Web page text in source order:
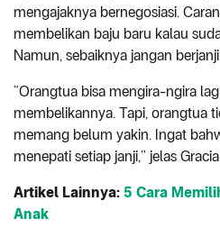
mengajaknya bernegosiasi.
membelikan baju baru kalau
Namun, sebaiknya jangan
“Orangtua bisa mengira-ngira
membelikannya. Tapi, orangtua
memang belum yakin. Ingat
menepati setiap janji,” jelas Gracia.
Artikel Lainnya: 5 Cara
Anak